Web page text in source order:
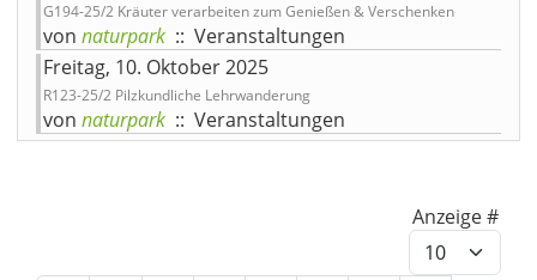
G194-25/2 Kräuter verarbeiten zum Genießen & Verschenken
von naturpark :: Veranstaltungen
Freitag, 10. Oktober 2025
R123-25/2 Pilzkundliche Lehrwanderung
von naturpark :: Veranstaltungen
Anzeige #